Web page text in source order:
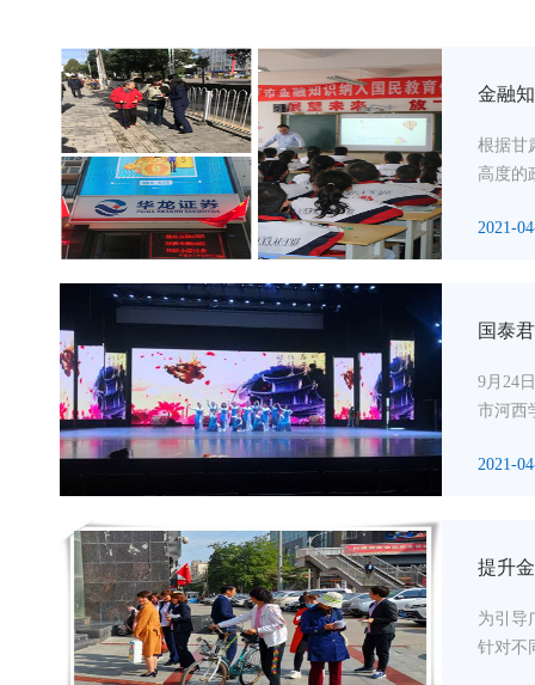
金融
根据甘
高度的
2021-
国泰
9月24
市河西
2021-
提升
为引导
针对不